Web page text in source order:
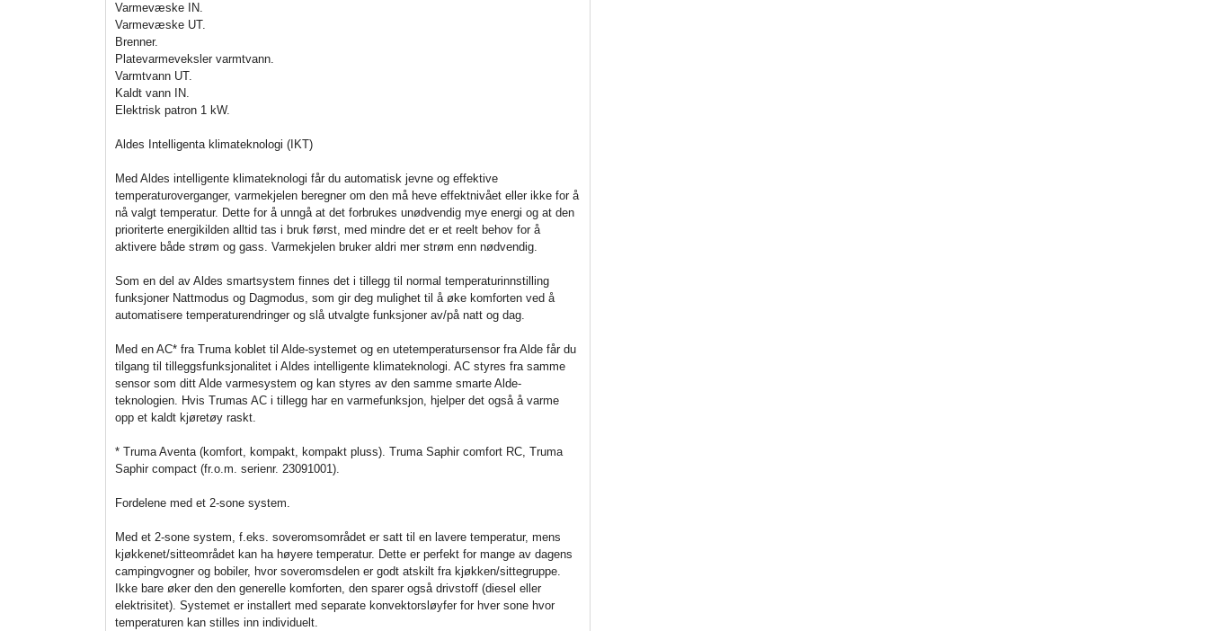
Varmevæske IN.
Varmevæske UT.
Brenner.
Platevarmeveksler varmtvann.
Varmtvann UT.
Kaldt vann IN.
Elektrisk patron 1 kW.
Aldes Intelligenta klimateknologi (IKT)
Med Aldes intelligente klimateknologi får du automatisk jevne og effektive
temperaturoverganger, varmekjelen beregner om den må heve effektnivået eller ikke for å
nå valgt temperatur. Dette for å unngå at det forbrukes unødvendig mye energi og at den
prioriterte energikilden alltid tas i bruk først, med mindre det er et reelt behov for å
aktivere både strøm og gass. Varmekjelen bruker aldri mer strøm enn nødvendig.
Som en del av Aldes smartsystem finnes det i tillegg til normal temperaturinnstilling
funksjoner Nattmodus og Dagmodus, som gir deg mulighet til å øke komforten ved å
automatisere temperaturendringer og slå utvalgte funksjoner av/på natt og dag.
Med en AC* fra Truma koblet til Alde-systemet og en utetemperatursensor fra Alde får du
tilgang til tilleggsfunksjonalitet i Aldes intelligente klimateknologi. AC styres fra samme
sensor som ditt Alde varmesystem og kan styres av den samme smarte Alde-
teknologien. Hvis Trumas AC i tillegg har en varmefunksjon, hjelper det også å varme
opp et kaldt kjøretøy raskt.
* Truma Aventa (komfort, kompakt, kompakt pluss). Truma Saphir comfort RC, Truma
Saphir compact (fr.o.m. serienr. 23091001).
Fordelene med et 2-sone system.
Med et 2-sone system, f.eks. soveromsområdet er satt til en lavere temperatur, mens
kjøkkenet/sitteområdet kan ha høyere temperatur. Dette er perfekt for mange av dagens
campingvogner og bobiler, hvor soveromsdelen er godt atskilt fra kjøkken/sittegruppe.
Ikke bare øker den den generelle komforten, den sparer også drivstoff (diesel eller
elektrisitet). Systemet er installert med separate konvektorsløyfer for hver sone hvor
temperaturen kan stilles inn individuelt.